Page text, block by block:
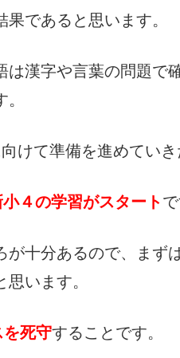
であると思います。
漢字や言葉の問題で
けて準備を進めていき
４の学習がスタートで
十分あるので、まず
います。
を死守することです。